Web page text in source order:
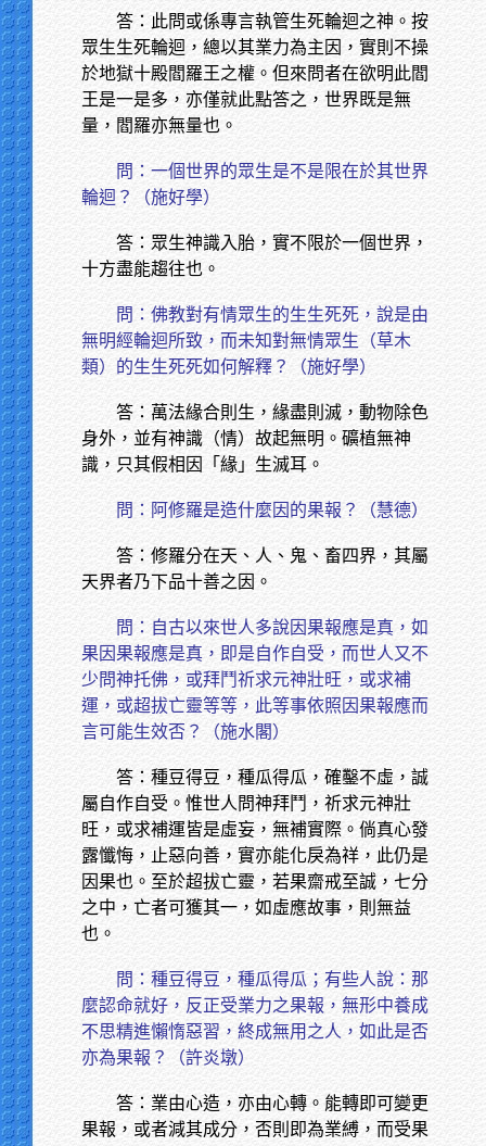
答：此問或係專言執管生死輪迴之神。按
眾生生死輪迴，總以其業力為主因，實則不操
於地獄十殿閻羅王之權。但來問者在欲明此閻
王是一是多，亦僅就此點答之，世界既是無
量，閻羅亦無量也。
問：一個世界的眾生是不是限在於其世界
輪迴？（施好學）
答：眾生神識入胎，實不限於一個世界，
十方盡能趨往也。
問：佛教對有情眾生的生生死死，說是由
無明經輪迴所致，而未知對無情眾生（草木
類）的生生死死如何解釋？（施好學）
答：萬法緣合則生，緣盡則滅，動物除色
身外，並有神識（情）故起無明。礦植無神
識，只其假相因「緣」生滅耳。
問：阿修羅是造什麼因的果報？（慧德）
答：修羅分在天、人、鬼、畜四界，其屬
天界者乃下品十善之因。
問：自古以來世人多說因果報應是真，如
果因果報應是真，即是自作自受，而世人又不
少問神托佛，或拜鬥祈求元神壯旺，或求補
運，或超拔亡靈等等，此等事依照因果報應而
言可能生效否？（施水閣）
答：種豆得豆，種瓜得瓜，確鑿不虛，誠
屬自作自受。惟世人問神拜鬥，祈求元神壯
旺，或求補運皆是虛妄，無補實際。倘真心發
露懺悔，止惡向善，實亦能化戾為祥，此仍是
因果也。至於超拔亡靈，若果齋戒至誠，七分
之中，亡者可獲其一，如虛應故事，則無益
也。
問：種豆得豆，種瓜得瓜；有些人說：那
麼認命就好，反正受業力之果報，無形中養成
不思精進懶惰惡習，終成無用之人，如此是否
亦為果報？（許炎墩）
答：業由心造，亦由心轉。能轉即可變更
果報，或者減其成分，否則即為業縛，而受果